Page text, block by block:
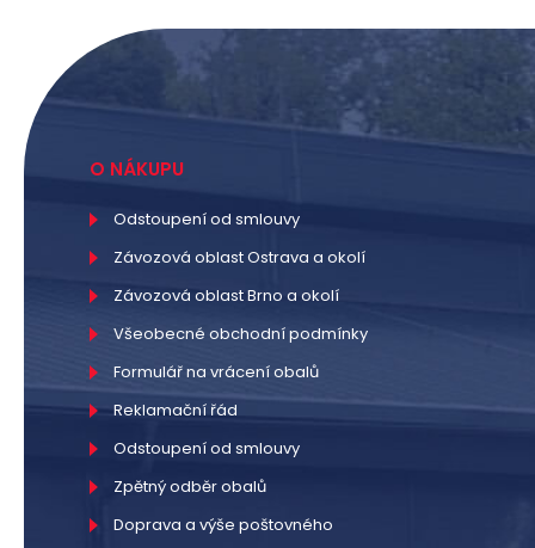
O NÁKUPU
Odstoupení od smlouvy
Závozová oblast Ostrava a okolí
Závozová oblast Brno a okolí
Všeobecné obchodní podmínky
Formulář na vrácení obalů
Reklamační řád
Odstoupení od smlouvy
Zpětný odběr obalů
Doprava a výše poštovného